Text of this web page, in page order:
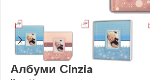
Албуми Cinzia